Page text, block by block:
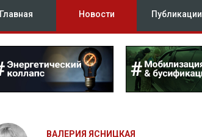
Главная Новости Публикации
ВАЛЕРИЯ ЯСНИЦКАЯ